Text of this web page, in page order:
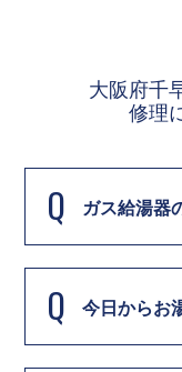
大阪府千
修理
Q ガス給湯器
Q 今日からお